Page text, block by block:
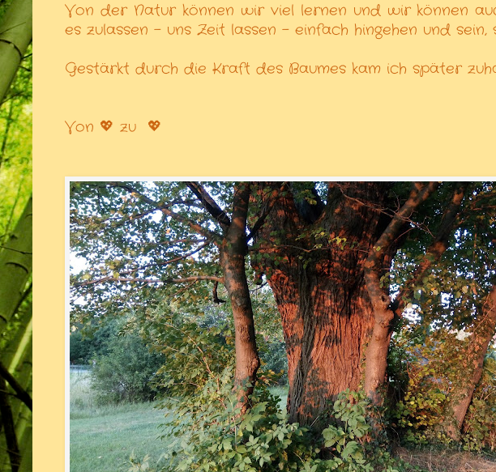
Von der Natur können wir viel lernen und wir können
es zulassen - uns Zeit lassen - einfach hingehen und sein,
Gestärkt durch die Kraft des Baumes kam ich später
Von 💖 zu 💖